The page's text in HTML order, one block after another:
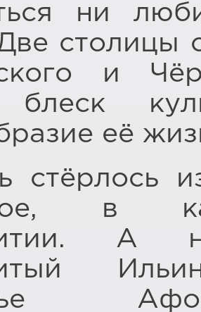
ни
столицы
и
блеск
её
стёрлось
в
А